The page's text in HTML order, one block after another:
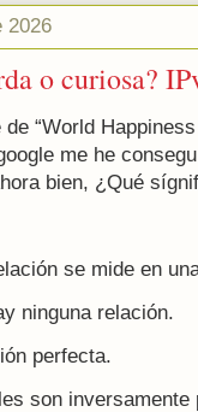
2026
o curiosa?
de “World
me he
bien, ¿Qué
se mide en
ninguna relación.
perfecta.
son inversamente